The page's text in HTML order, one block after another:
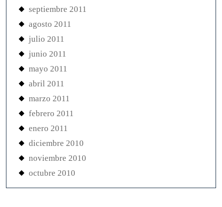
septiembre 2011
agosto 2011
julio 2011
junio 2011
mayo 2011
abril 2011
marzo 2011
febrero 2011
enero 2011
diciembre 2010
noviembre 2010
octubre 2010